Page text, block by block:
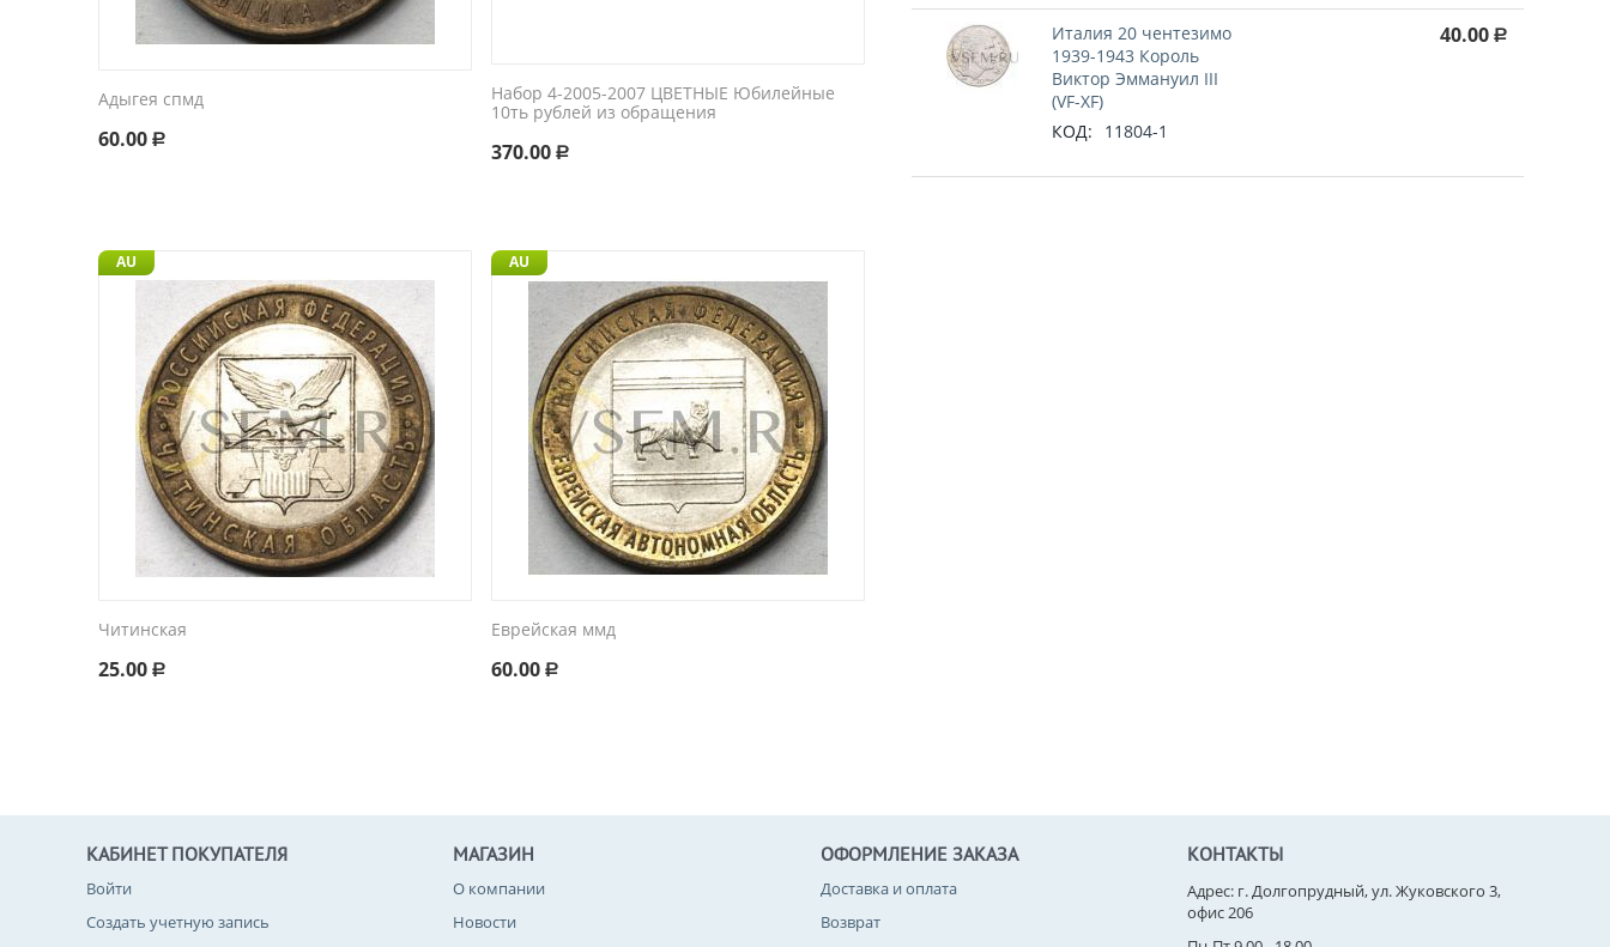
Адыгея спмд
60.00 Р
Набор 4-2005-2007 ЦВЕТНЫЕ Юбилейные
10ть рублей из обращения
370.00 Р
AU
Читинская
25.00 Р
AU
Еврейская ммд
60.00 Р
Италия 20 чентезимо
1939-1943 Король
Виктор Эммануил III
(VF-XF)
КОД:
11804-1
40.00 Р
КАБИНЕТ ПОКУПАТЕЛЯ
Войти
Создать учетную запись
МАГАЗИН
О компании
Новости
ОФОРМЛЕНИЕ ЗАКАЗА
Доставка и оплата
Возврат
КОНТАКТЫ
Адрес: г. Долгопрудный, ул. Жуковского 3,
офис 206